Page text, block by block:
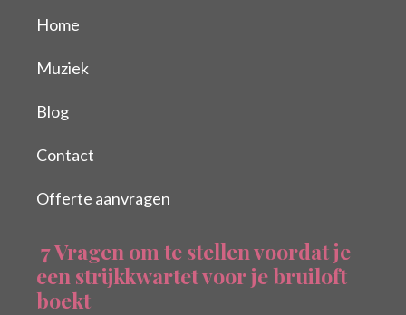
Home
Muziek
Blog
Contact
Offerte aanvragen
7 Vragen om te stellen voordat je
een strijkkwartet voor je bruiloft
boekt